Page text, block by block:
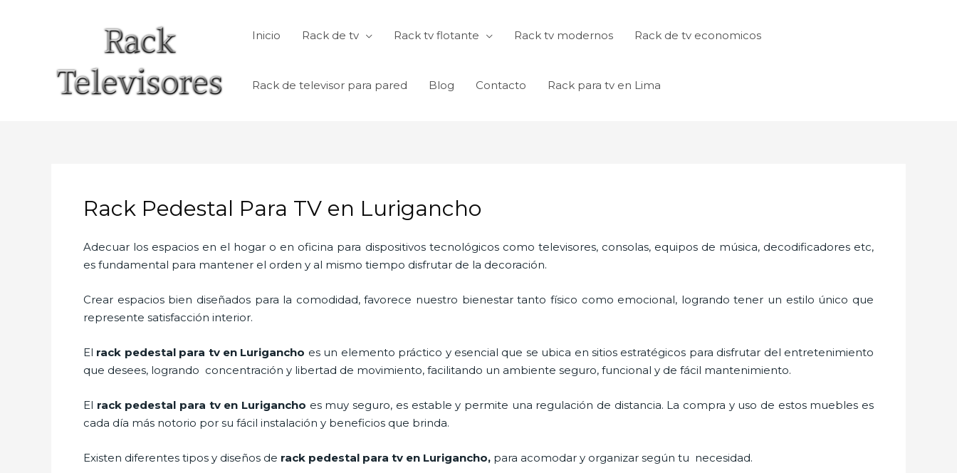
Inicio Rack de tv Rack tv flotante Rack tv modernos Rack de tv economicos
Rack de televisor para pared Blog Contacto Rack para tv en Lima
Rack Pedestal Para TV en Lurigancho
Adecuar los espacios en el hogar o en oficina para dispositivos tecnológicos como televisores, consolas, equipos de música, decodificadores etc,
es fundamental para mantener el orden y al mismo tiempo disfrutar de la decoración.
Crear espacios bien diseñados para la comodidad, favorece nuestro bienestar tanto físico como emocional, logrando tener un estilo único que
represente satisfacción interior.
El rack pedestal para tv en Lurigancho es un elemento práctico y esencial que se ubica en sitios estratégicos para disfrutar del entretenimiento
que desees, logrando concentración y libertad de movimiento, facilitando un ambiente seguro, funcional y de fácil mantenimiento.
El rack pedestal para tven Lurigancho es muy seguro, es estable y permite una regulación de distancia. La compra y uso de estos muebles es
cada día más notorio por su fácil instalación y beneficios que brinda.
Existen diferentes tipos y diseños de rack pedestal para tv en Lurigancho, para acomodar y organizar según tu necesidad.